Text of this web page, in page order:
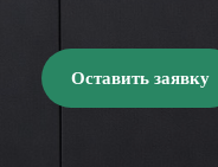
Оставить заявку